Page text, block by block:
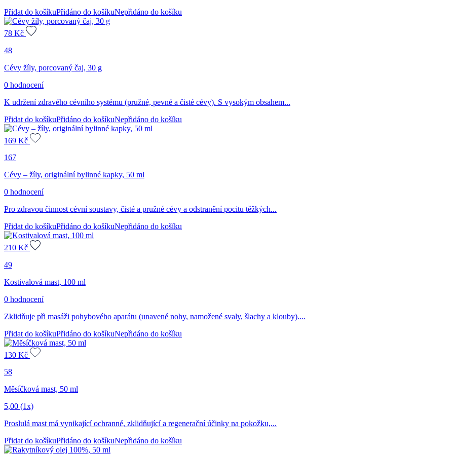
Přidat do košíkuPřidáno do košíkuNepřidáno do košíku
78 Kč
48
Cévy žíly, porcovaný čaj, 30 g
0 hodnocení
K udržení zdravého cévního systému (pružné, pevné a čisté cévy). S vysokým obsahem...
Přidat do košíkuPřidáno do košíkuNepřidáno do košíku
169 Kč
167
Cévy – žíly, originální bylinné kapky, 50 ml
0 hodnocení
Pro zdravou činnost cévní soustavy, čisté a pružné cévy a odstranění pocitu těžkých...
Přidat do košíkuPřidáno do košíkuNepřidáno do košíku
210 Kč
49
Kostivalová mast, 100 ml
0 hodnocení
Zklidňuje při masáži pohybového aparátu (unavené nohy, namožené svaly, šlachy a klouby)....
Přidat do košíkuPřidáno do košíkuNepřidáno do košíku
130 Kč
58
Měsíčková mast, 50 ml
5,00 (1x)
Proslulá mast má vynikající ochranné, zklidňující a regenerační účinky na pokožku,...
Přidat do košíkuPřidáno do košíkuNepřidáno do košíku